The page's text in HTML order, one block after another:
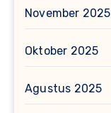
November 2025
Oktober 2025
Agustus 2025